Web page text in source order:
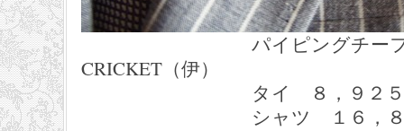
パイピングチーフ
CRICKET（伊）
タイ ８，９２５円
シャツ １６，８０